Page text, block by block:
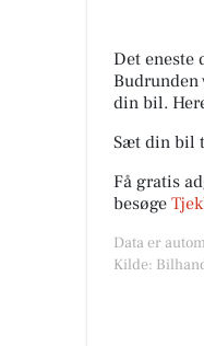
Det eneste
din bil.
Sæt din bil
Få gratis
besøge
Data er
Kilde: